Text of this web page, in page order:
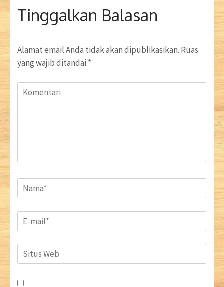
Tinggalkan Balasan
Alamat email Anda tidak akan dipublikasikan. Ruas
yang wajib ditandai *
Komentari
Name*
Email*
Situs
Web